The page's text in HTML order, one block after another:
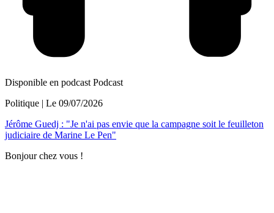
Disponible en podcast Podcast
Politique | Le 09/07/2026
Jérôme Guedj : "Je n'ai pas envie que la campagne soit le feuilleton
judiciaire de Marine Le Pen"
Bonjour chez vous !